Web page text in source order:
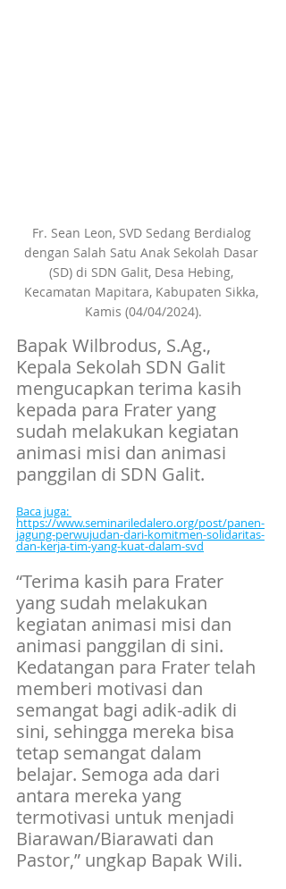
Fr. Sean Leon, SVD Sedang Berdialog
dengan Salah Satu Anak Sekolah Dasar
(SD) di SDN Galit, Desa Hebing,
Kecamatan Mapitara, Kabupaten Sikka,
Kamis (04/04/2024).
Bapak Wilbrodus, S.Ag.,
Kepala Sekolah SDN Galit
mengucapkan terima kasih
kepada para Frater yang
sudah melakukan kegiatan
animasi misi dan animasi
panggilan di SDN Galit.
Baca juga:
https://www.seminariledalero.org/post/panen-
jagung-perwujudan-dari-komitmen-solidaritas-
dan-kerja-tim-yang-kuat-dalam-svd
“Terima kasih para Frater
yang sudah melakukan
kegiatan animasi misi dan
animasi panggilan di sini.
Kedatangan para Frater telah
memberi motivasi dan
semangat bagi adik-adik di
sini, sehingga mereka bisa
tetap semangat dalam
belajar. Semoga ada dari
antara mereka yang
termotivasi untuk menjadi
Biarawan/Biarawati dan
Pastor,” ungkap Bapak Wili.